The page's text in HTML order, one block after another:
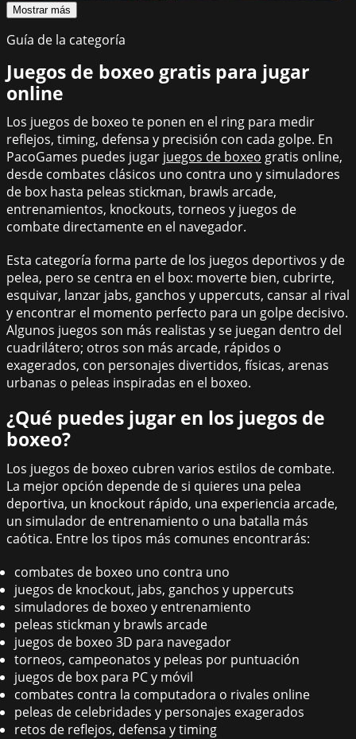
Mostrar más
Guía de la categoría
Juegos de boxeo gratis para jugar
online
Los juegos de boxeo te ponen en el ring para medir
reflejos, timing, defensa y precisión con cada golpe. En
PacoGames puedes jugar juegos de boxeo gratis online,
desde combates clásicos uno contra uno y simuladores
de box hasta peleas stickman, brawls arcade,
entrenamientos, knockouts, torneos y juegos de
combate directamente en el navegador.
Esta categoría forma parte de los juegos deportivos y de
pelea, pero se centra en el box: moverte bien, cubrirte,
esquivar, lanzar jabs, ganchos y uppercuts, cansar al rival
y encontrar el momento perfecto para un golpe decisivo.
Algunos juegos son más realistas y se juegan dentro del
cuadrilátero; otros son más arcade, rápidos o
exagerados, con personajes divertidos, físicas, arenas
urbanas o peleas inspiradas en el boxeo.
¿Qué puedes jugar en los juegos de
boxeo?
Los juegos de boxeo cubren varios estilos de combate.
La mejor opción depende de si quieres una pelea
deportiva, un knockout rápido, una experiencia arcade,
un simulador de entrenamiento o una batalla más
caótica. Entre los tipos más comunes encontrarás:
combates de boxeo uno contra uno
juegos de knockout, jabs, ganchos y uppercuts
simuladores de boxeo y entrenamiento
peleas stickman y brawls arcade
juegos de boxeo 3D para navegador
torneos, campeonatos y peleas por puntuación
juegos de box para PC y móvil
combates contra la computadora o rivales online
peleas de celebridades y personajes exagerados
retos de reflejos, defensa y timing